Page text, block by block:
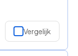
Vergelijk